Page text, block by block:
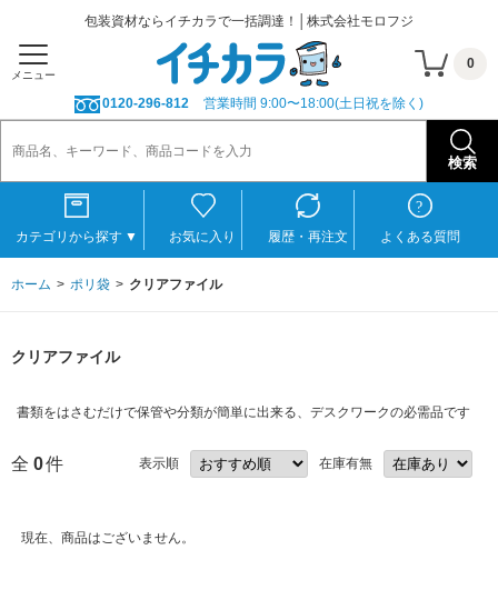
包装資材ならイチカラで一括調達！│株式会社モロフジ
メニュー
0
0120-296-812 営業時間 9:00〜18:00(土日祝を除く)
カテゴリから探す ▼ お気に入り 履歴・再注文 よくある質問
ホーム ポリ袋 クリアファイル
クリアファイル
書類をはさむだけで保管や分類が簡単に出来る、デスクワークの必需品です
全 0件 表示順 在庫有無
現在、商品はございません。